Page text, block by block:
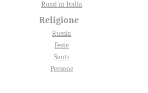
Russi in Italia
Religione
Russia
Feste
Santi
Persone